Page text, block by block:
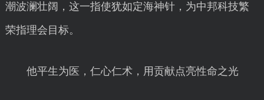
潮波澜壮阔，这一指使犹如定海神针，为中邦科技繁
荣指理会目标。
他平生为医，仁心仁术，用贡献点亮性命之光